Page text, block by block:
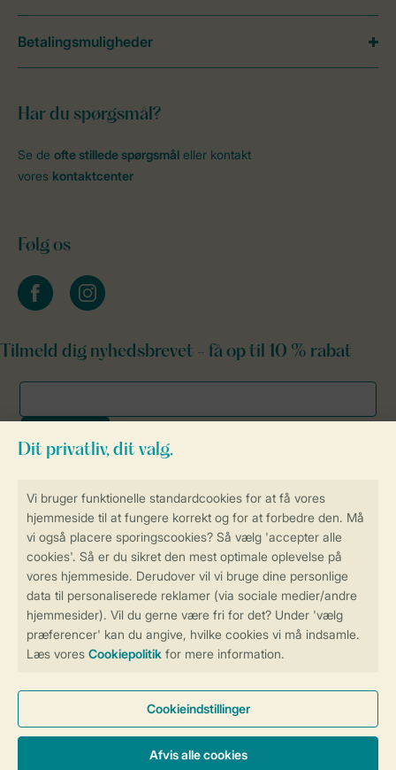
Få en personligt tilpasset oplevelse
på Landal.dk
Sikker og hurtig online booking
Sikker datahåndtering
Har du spørgsmål?
Se de ofte stillede spørgsmål eller kontakt
vores kontaktcenter
Følg os
facebookinstagram
Tilmeld dig nyhedsbrevet - få op til 10 % rabat
Betalingsmuligheder